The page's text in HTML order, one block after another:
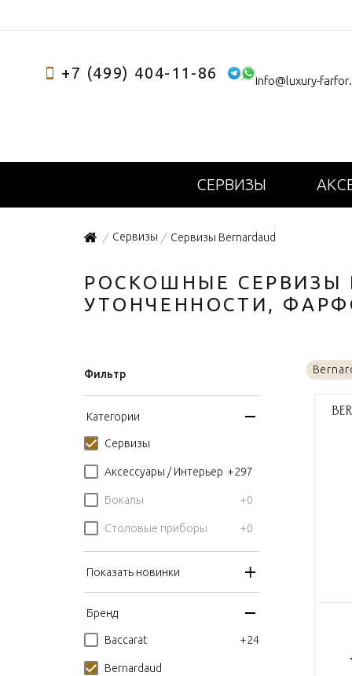
+7 (499) 404-11-86 info@luxury-
СЕРВИЗЫ
/ Сервизы / Сервизы Bernardaud
РОСКОШНЫЕ СЕРВИЗЫ
УТОНЧЕННОСТИ,
Фильтр
Категории
Сервизы
Аксессуары / Интерьер +297
Бокалы +0
Столовые приборы +0
Показать новинки
Бренд
Baccarat +24
Bernardaud